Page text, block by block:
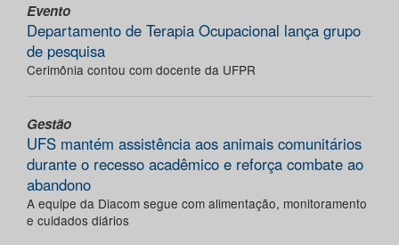
Evento
Departamento de Terapia Ocupacional lança grupo
de pesquisa
Cerimônia contou com docente da UFPR
Gestão
UFS mantém assistência aos animais comunitários
durante o recesso acadêmico e reforça combate ao
abandono
A equipe da Diacom segue com alimentação, monitoramento
e cuidados diários